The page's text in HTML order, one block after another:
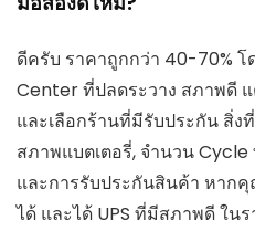
ดีครับ ราคาถูกกว่า 40-70%
Center ที่ปลดระวาง สภาพดี
และเลือกร้านที่มีรับประกัน สิ่ง
สภาพแบตเตอรี่, จำนวน
และการรับประกันสินค้า หาก
ได้ และได้ UPS ที่มีสภาพดี ใน